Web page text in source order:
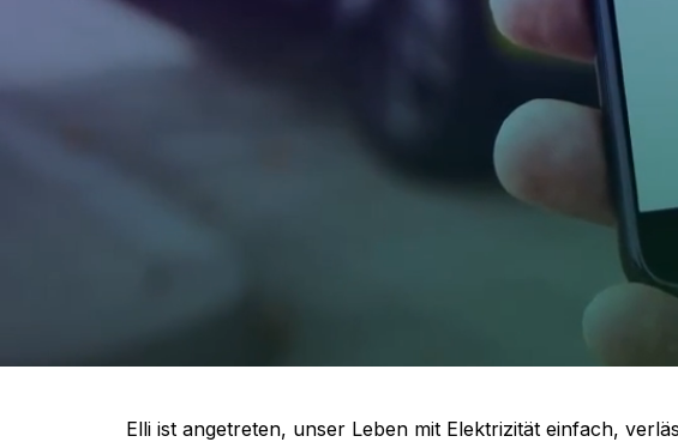
Elli ist angetreten, unser Leben mit Elektrizität einfach,